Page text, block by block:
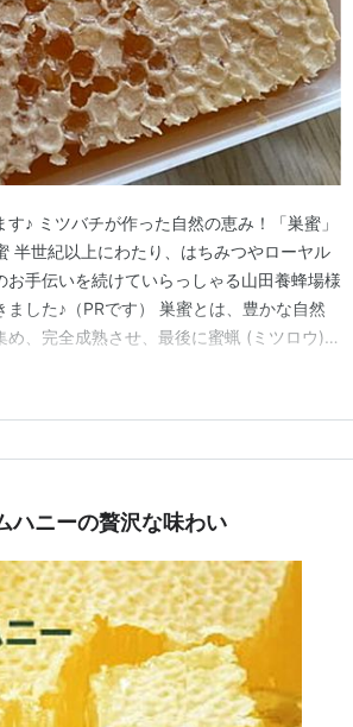
♪ ミツバチが作った自然の恵み！「巣蜜」
半世紀以上にわたり、はちみつやローヤル
手伝いを続けていらっしゃる山田養蜂場様
した♪（PRです） 巣蜜とは、豊かな自然
、完全成熟させ、最後に蜜蝋 (ミツロウ)で
自然食品の通販 山田養蜂場【公式】 見た
ハニーの贅沢な味わい